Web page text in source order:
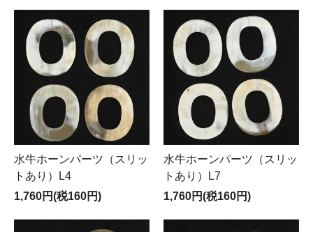
水牛ホーンパーツ（スリッ
トあり）L4
1,760円(税160円)
水牛ホーンパーツ（スリッ
トあり）L7
1,760円(税160円)